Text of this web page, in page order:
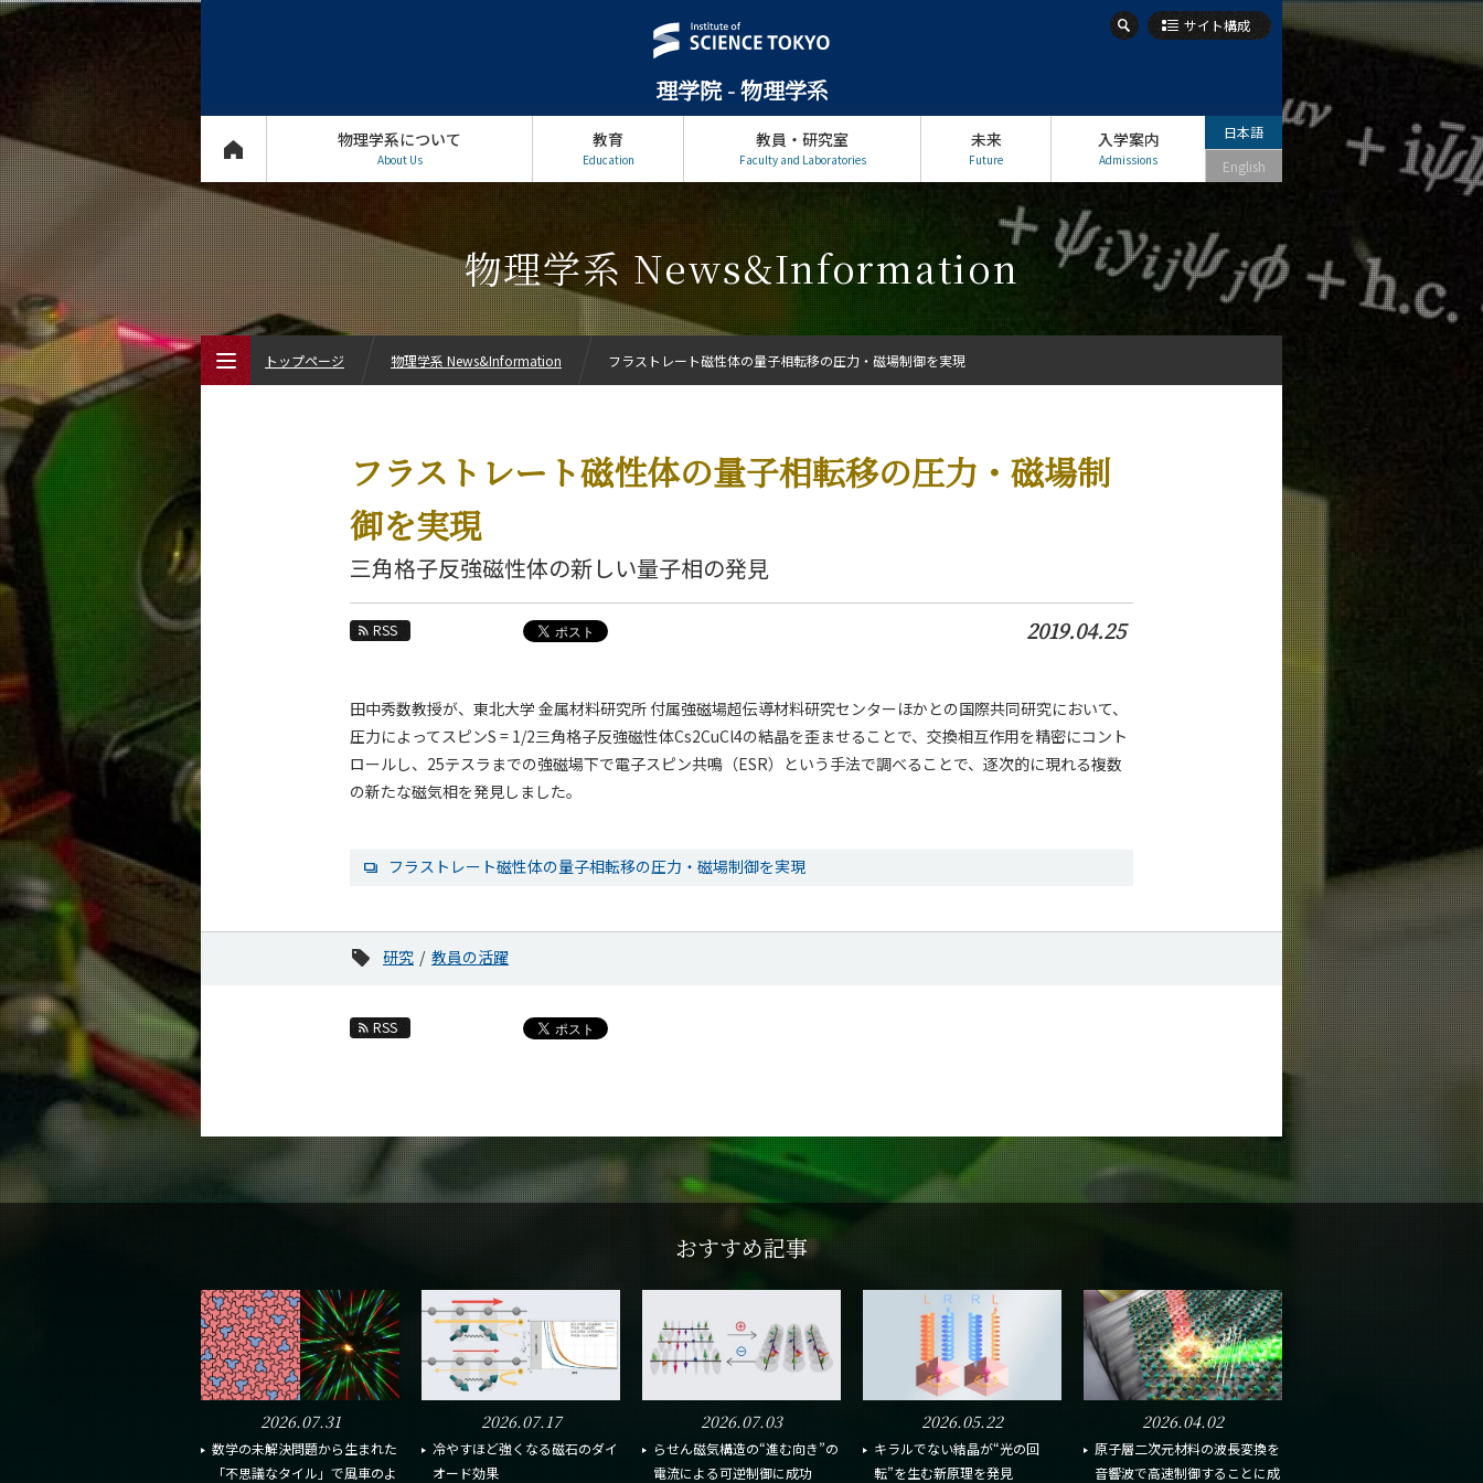
理学院 - 物理学系
サイト構成
物理学系について
About Us
教育
Education
教員・研究室
Faculty and Laboratories
未来
Future
入学案内
Admissions
日本語
English
物理学系 News&Information
フラストレート磁性体の量子相転移の圧力・磁場制
御を実現
三角格子反強磁性体の新しい量子相の発見
RSS 2019.04.25
田中秀数教授が、東北大学 金属材料研究所 付属強磁場超伝導材料研究センターほかとの国際共同研究において、
圧力によってスピンS = 1/2三角格子反強磁性体Cs2CuCl4の結晶を歪ませることで、交換相互作用を精密にコント
ロールし、25テスラまでの強磁場下で電子スピン共鳴（ESR）という手法で調べることで、逐次的に現れる複数
の新たな磁気相を発見しました。
フラストレート磁性体の量子相転移の圧力・磁場制御を実現
研究 教員の活躍
RSS
おすすめ記事
2026.07.31
数学の未解決問題から生まれた
「不思議なタイル」で風車のよ
2026.07.17
冷やすほど強くなる磁石のダイ
オード効果
2026.07.03
らせん磁気構造の“進む向き”の
電流による可逆制御に成功
2026.05.22
キラルでない結晶が“光の回
転”を生む新原理を発見
2026.04.02
原子層二次元材料の波長変換を
音響波で高速制御することに成
トップページ 物理学系 News&Information フラストレート磁性体の量子相転移の圧力・磁場制御を実現